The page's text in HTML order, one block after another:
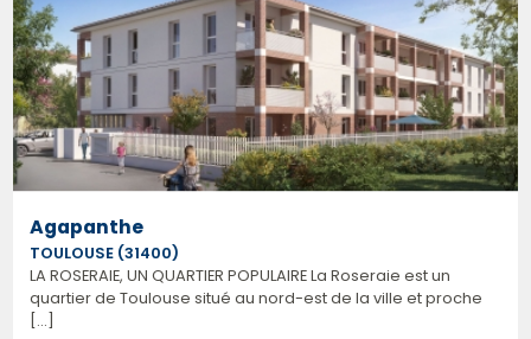
Agapanthe
TOULOUSE (31400)
LA ROSERAIE, UN QUARTIER POPULAIRE La Roseraie est un
quartier de Toulouse situé au nord-est de la ville et proche
[...]